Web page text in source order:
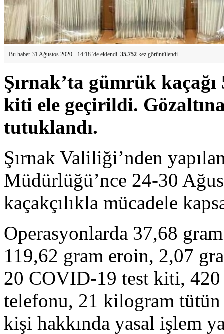
Bu haber 31 Ağustos 2020 - 14:18 'de eklendi. 35.752 kez görüntülendi.
Şırnak’ta gümrük
kiti ele geçirildi.
tutuklandı.
Şırnak Valiliği’nden
Müdürlüğü’nce 24-30
kaçakçılıkla mücadele
Operasyonlarda 37,68
119,62 gram eroin, 2,07
20 COVID-19 test kiti, 420
telefonu, 21 kilogram
kişi hakkında yasal işlem